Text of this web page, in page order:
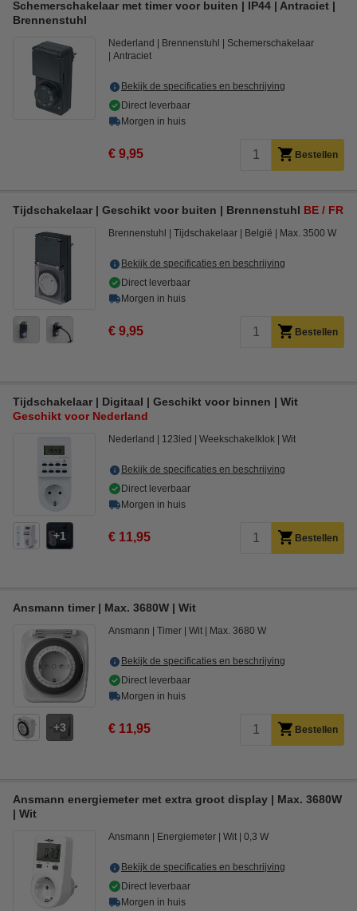
Schemerschakelaar met timer voor buiten | IP44 | Antraciet |
Brennenstuhl
Nederland Brennenstuhl
Schemerschakelaar
Antraciet
Bekijk de specificaties en beschrijving
Direct leverbaar
Morgen in huis
€ 9,95 Bestellen
Tijdschakelaar | Geschikt voor buiten | Brennenstuhl BE / FR
Brennenstuhl Tijdschakelaar België Max. 3500 W
Bekijk de specificaties en beschrijving
Direct leverbaar
Morgen in huis
€ 9,95 Bestellen
Tijdschakelaar | Digitaal | Geschikt voor binnen | Wit
Geschikt voor Nederland
1
Nederland 123led Weekschakelklok Wit
Bekijk de specificaties en beschrijving
Direct leverbaar
Morgen in huis
€ 11,95 Bestellen
Ansmann timer | Max. 3680W | Wit
3
Ansmann Timer Wit Max. 3680 W
Bekijk de specificaties en beschrijving
Direct leverbaar
Morgen in huis
€ 11,95 Bestellen
Ansmann energiemeter met extra groot display | Max. 3680W
| Wit
Ansmann Energiemeter Wit 0,3 W
Bekijk de specificaties en beschrijving
Direct leverbaar
Morgen in huis